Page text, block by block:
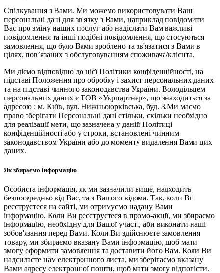
Спілкування з Вами. Ми можемо використовувати Ваші
персональні дані для зв'язку з Вами, наприклад повідомити
Вас про зміну наших послуг або надіслати Вам важливі
повідомлення та інші подібні повідомлення, що стосуються
замовлення, що було Вами зроблено та зв'язатися з Вами в
цілях, пов’язаних з обслуговуванням споживача/клієнта.
Ми діємо відповідно до цієї Політики конфіденційності, на
підставі Положення про обробку і захист персональних даних
та на підставі чинного законодавства України. Володільцем
персональних даних є ТОВ «Укрпартнер», що знаходиться за
адресою : м. Київ, вул. Нижньоюркiвська, буд. 3.Ми маємо
право зберігати Персональні дані стільки, скільки необхідно
для реалізації мети, що зазначена у даній Політиці
конфіденційності або у строки, встановлені чинним
законодавством України або до моменту видалення Вами цих
даних.
Як збираємо інформацію
Особиста інформація, як ми зазначили вище, надходить
безпосередньо від Вас, та з Вашого відома. Так, коли Ви
реєструєтеся на сайті, ми отримуємо надану Вами
інформацію. Коли Ви реєструєтеся в промо-акції, ми збираємо
інформацію, необхідну для Вашої участі, аби виконати наші
зобов'язання перед Вами. Коли Ви здійснюєте замовлення
товару, ми збираємо вказану Вами інформацію, щоб мати
змогу оформити замовлення та доставити його Вам. Коли Ви
надсилаєте нам електронного листа, ми зберігаємо вказану
Вами адресу електронної пошти, щоб мати змогу відповісти.